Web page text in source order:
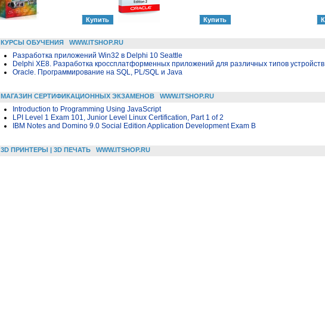
КУРСЫ ОБУЧЕНИЯ WWW.ITSHOP.RU
Разработка приложений Win32 в Delphi 10 Seattle
Delphi XE8. Разработка кроссплатформенных приложений для различных типов устройств
Oracle. Программирование на SQL, PL/SQL и Java
МАГАЗИН СЕРТИФИКАЦИОННЫХ ЭКЗАМЕНОВ WWW.ITSHOP.RU
Introduction to Programming Using JavaScript
LPI Level 1 Exam 101, Junior Level Linux Certification, Part 1 of 2
IBM Notes and Domino 9.0 Social Edition Application Development Exam B
3D ПРИНТЕРЫ | 3D ПЕЧАТЬ WWW.ITSHOP.RU